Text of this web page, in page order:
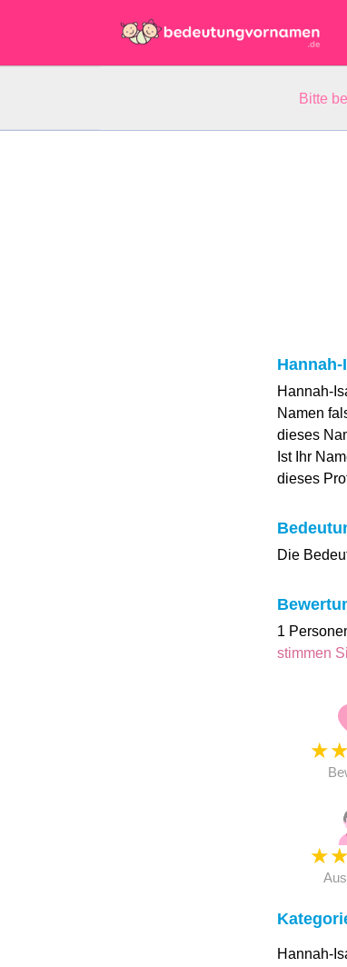
Bitte
Hannah-
Namen
dieses
Ist Ihr
dieses
Die
1
stimmen
★★
★★
Hannah-